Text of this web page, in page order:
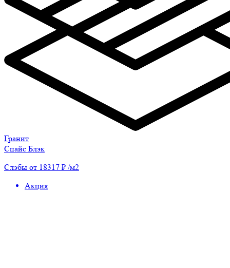
Гранит
Спайс Блэк
Слэбы от 18317 ₽ /м2
Акция